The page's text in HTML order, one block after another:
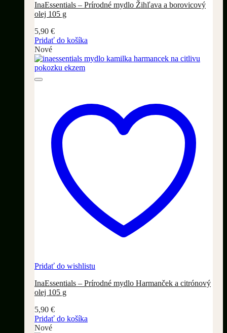
InaEssentials – Prírodné mydlo Žihľava a borovicový
olej 105 g
5,90 €
Pridať do košíka
Nové
Pridať do wishlistu
InaEssentials – Prírodné mydlo Harmanček a citrónový
olej 105 g
5,90 €
Pridať do košíka
Nové